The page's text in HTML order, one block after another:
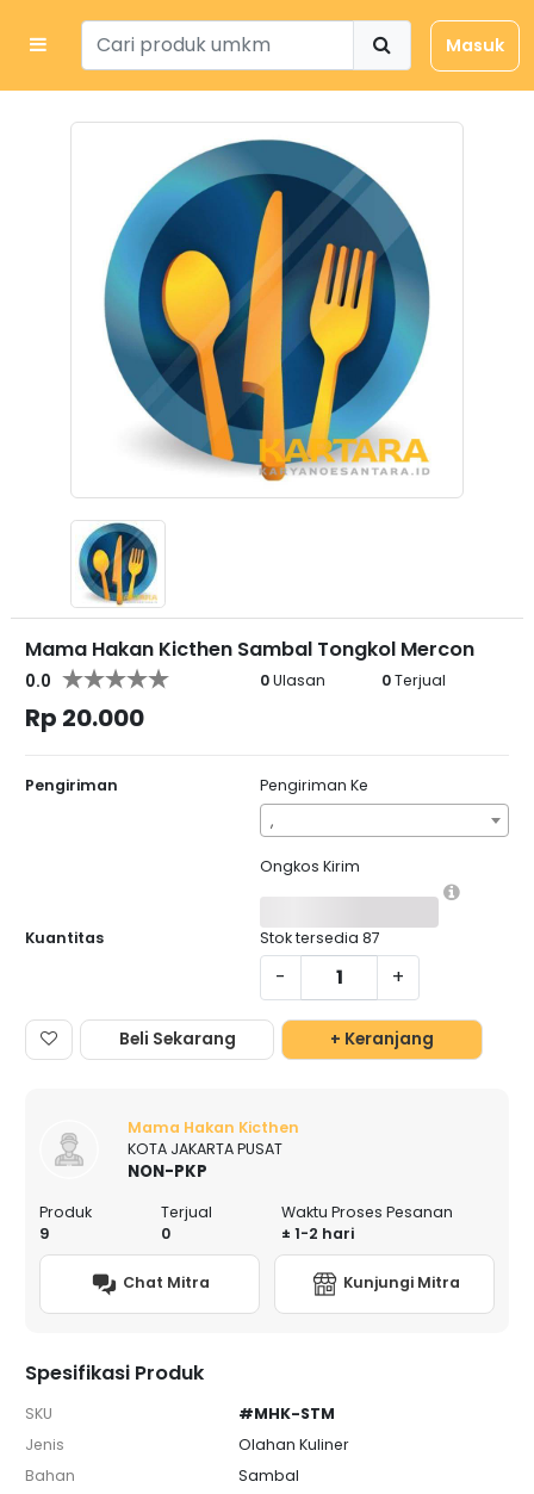
Masuk
Mama Hakan Kicthen Sambal Tongkol Mercon
0.0 0Ulasan 0Terjual
Rp 20.000
Pengiriman
Pengiriman Ke
,
Ongkos Kirim
Kuantitas Stok tersedia 87
- +
Beli Sekarang + Keranjang
Mama Hakan Kicthen
KOTA JAKARTA PUSAT
NON-PKP
Produk
9
Terjual
0
Waktu Proses Pesanan
± 1-2 hari
Chat Mitra Kunjungi Mitra
Spesifikasi Produk
SKU
#MHK-STM
Jenis
Olahan Kuliner
Bahan
Sambal